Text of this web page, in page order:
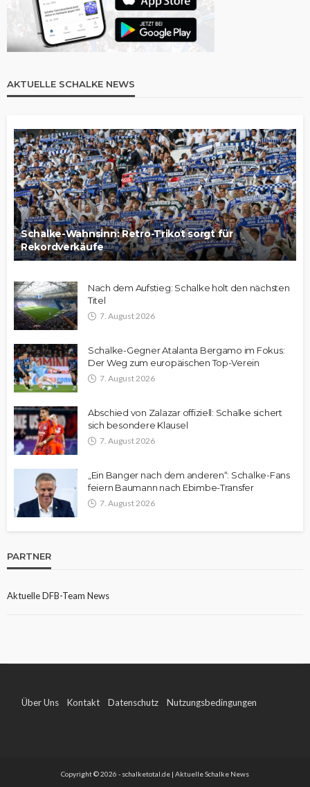
AKTUELLE SCHALKE NEWS
Schalke-Wahnsinn: Retro-Trikot sorgt für
Rekordverkäufe
Nach dem Aufstieg: Schalke holt den nächsten
Titel
7. August 2026
Schalke-Gegner Atalanta Bergamo im Fokus:
Der Weg zum europäischen Top-Verein
7. August 2026
Abschied von Zalazar offiziell: Schalke sichert
sich besondere Klausel
7. August 2026
„Ein Banger nach dem anderen“: Schalke-Fans
feiern Baumann nach Ebimbe-Transfer
7. August 2026
PARTNER
Aktuelle DFB-Team News
Über Uns Kontakt Datenschutz Nutzungsbedingungen
Copyright © 2026 - schalketotal.de | Aktuelle Schalke News